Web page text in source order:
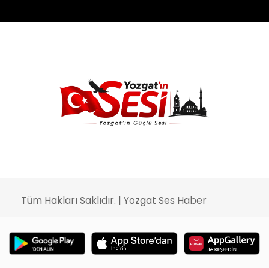
Tüm Hakları Saklıdır. | Yozgat Ses Haber